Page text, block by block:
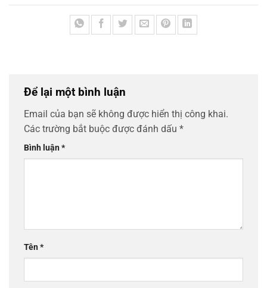
Để lại một bình luận
Email của bạn sẽ không được hiển thị công khai.
Các trường bắt buộc được đánh dấu *
Bình luận*
Tên*